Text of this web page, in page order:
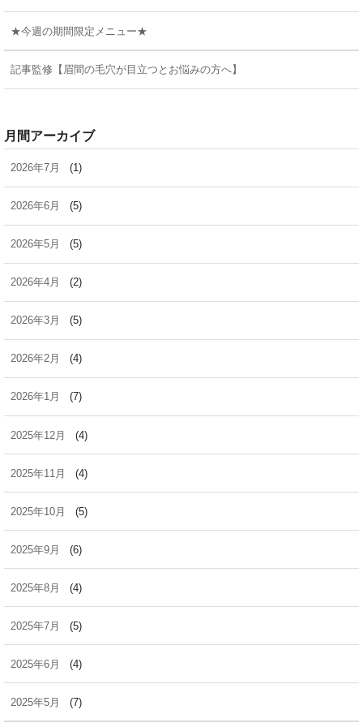
★今週の期間限定メニュー★
記事監修【眉間の毛穴が目立つとお悩みの方へ】
月間アーカイブ
2026年7月 (1)
2026年6月 (5)
2026年5月 (5)
2026年4月 (2)
2026年3月 (5)
2026年2月 (4)
2026年1月 (7)
2025年12月 (4)
2025年11月 (4)
2025年10月 (5)
2025年9月 (6)
2025年8月 (4)
2025年7月 (5)
2025年6月 (4)
2025年5月 (7)